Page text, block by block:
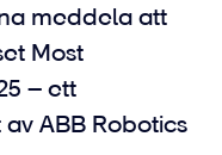
meddela att
Most
– ett
ABB Robotics